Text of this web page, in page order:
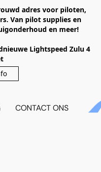
adres voor piloten,
Van pilot supplies en
en meer!
Lightspeed Zulu 4
CONTACT ONS